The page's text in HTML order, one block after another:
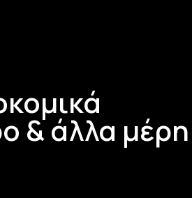
& άλλα μέρη